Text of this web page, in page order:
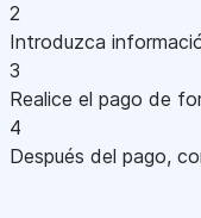
2
Introduzca
3
Realice el pago de
4
Después del pago,